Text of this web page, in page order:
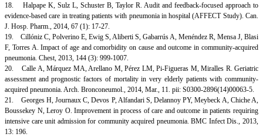
18. Halpape K, Sulz L, Schuster B, Taylor R. Audit and feedback-focused approach to
evidence-based care in treating patients with pneumonia in hospital (AFFECT Study). Can.
J. Hosp. Pharm., 2014, 67 (1): 17-27.
19. Cillóniz C, Polverino E, Ewig S, Aliberti S, Gabarrús A, Menéndez R, Mensa J, Blasi
F, Torres A. Impact of age and comorbidity on cause and outcome in community-acquired
pneumonia. Chest, 2013, 144 (3): 999-1007.
20. Calle A, Márquez MA, Arellano M, Pérez LM, Pi-Figueras M, Miralles R. Geriatric
assessment and prognostic factors of mortality in very elderly patients with community-
acquired pneumonia. Arch. Bronconeumol., 2014, Mar., 11. pii: S0300-2896(14)00063-5.
21. Georges H, Journaux C, Devos P, Alfandari S, Delannoy PY, Meybeck A, Chiche A,
Boussekey N, Leroy O. Improvement in process of care and outcome in patients requiring
intensive care unit admission for community acquired pneumonia. BMC Infect Dis., 2013,
13: 196.